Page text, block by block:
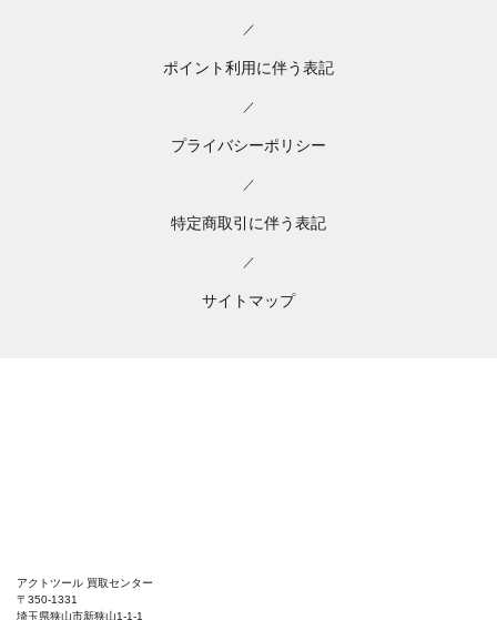
／
ポイント利用に伴う表記
／
プライバシーポリシー
／
特定商取引に伴う表記
／
サイトマップ
アクトツール 買取センター
〒350-1331
埼玉県狭山市新狭山1-1-1